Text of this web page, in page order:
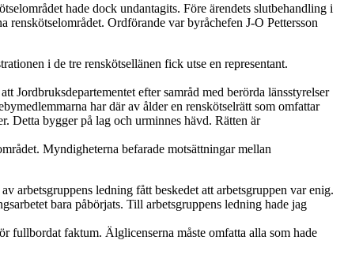
hade dock undantagits. Före ärendets slutbehandling i
Ordförande var byråchefen J-O Pettersson
i de tre renskötsellänen fick utse en representant.
Jordbruksdepartementet efter samråd med berörda länsstyrelser
har där av ålder en renskötselrätt som omfattar
Detta bygger på lag och urminnes hävd. Rätten är
Myndigheterna befarade motsättningar mellan
arbetsgruppens ledning fått beskedet att arbetsgruppen var enig.
bara påbörjats. Till arbetsgruppens ledning hade jag
fullbordat faktum. Älglicenserna måste omfatta alla som hade